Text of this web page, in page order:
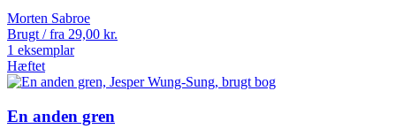
Morten Sabroe
Brugt / fra 29,00 kr.
1 eksemplar
Hæftet
En anden gren